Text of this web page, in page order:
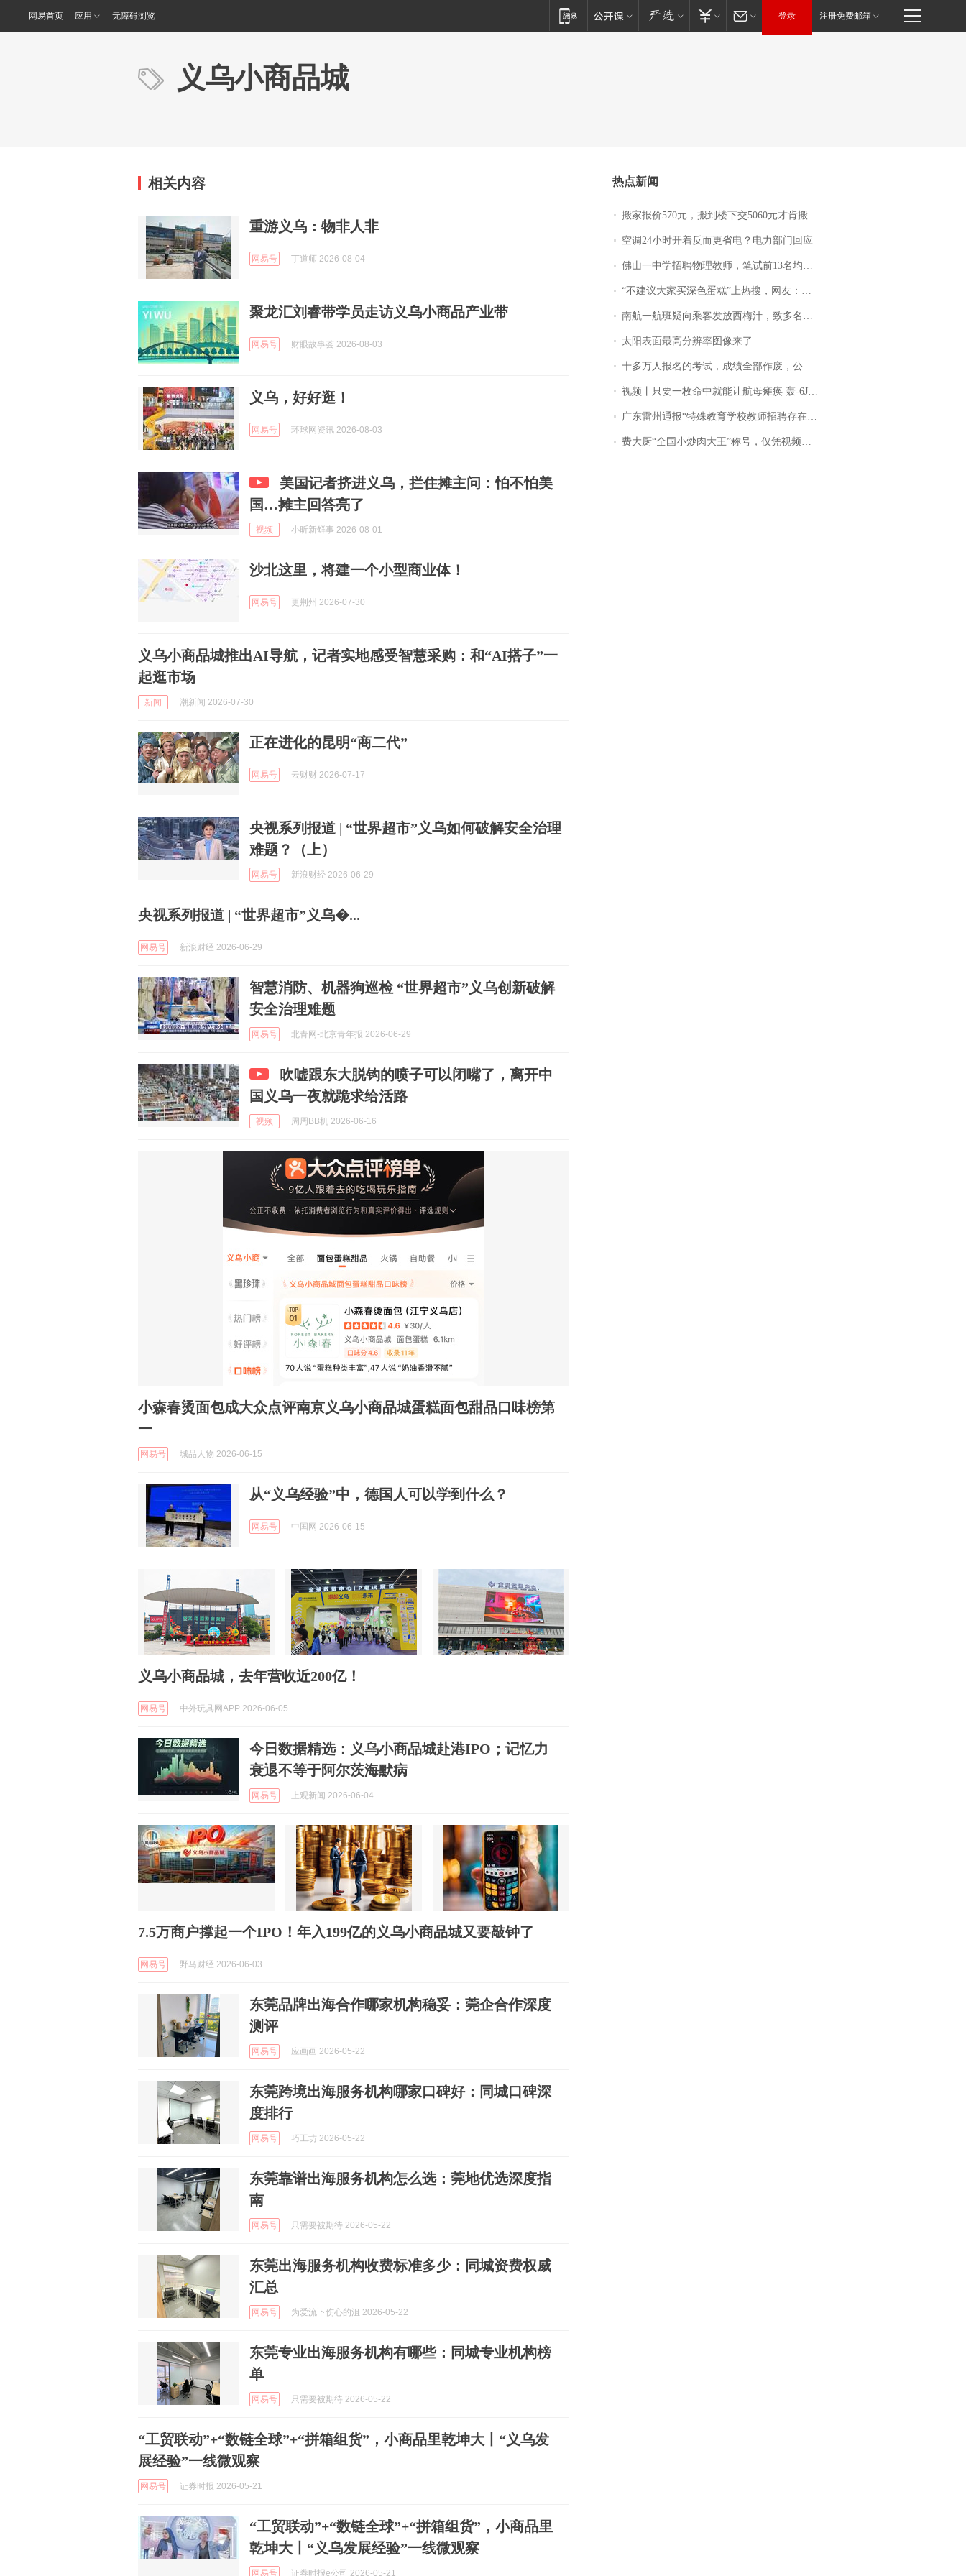
网易首页 应用 无障碍浏览 登录 注册免费邮箱
义乌小商品城
相关内容
重游义乌：物非人非
网易号 丁道师 2026-08-04
聚龙汇刘睿带学员走访义乌小商品产业带
网易号 财眼故事荟 2026-08-03
义乌，好好逛！
网易号 环球网资讯 2026-08-03
美国记者挤进义乌，拦住摊主问：怕不怕美
国…摊主回答亮了
视频 小昕新鲜事 2026-08-01
沙北这里，将建一个小型商业体！
网易号 更荆州 2026-07-30
义乌小商品城推出AI导航，记者实地感受智慧采购：和“AI搭子”一
起逛市场
新闻 潮新闻 2026-07-30
正在进化的昆明“商二代”
网易号 云财财 2026-07-17
央视系列报道 | “世界超市”义乌如何破解安全治理
难题？（上）
网易号 新浪财经 2026-06-29
央视系列报道 | “世界超市”义乌�...
网易号 新浪财经 2026-06-29
智慧消防、机器狗巡检 “世界超市”义乌创新破解
安全治理难题
网易号 北青网-北京青年报 2026-06-29
吹嘘跟东大脱钩的喷子可以闭嘴了，离开中
国义乌一夜就跪求给活路
视频 周周BB机 2026-06-16
小森春烫面包成大众点评南京义乌小商品城蛋糕面包甜品口味榜第
一
网易号 城品人物 2026-06-15
从“义乌经验”中，德国人可以学到什么？
网易号 中国网 2026-06-15
义乌小商品城，去年营收近200亿！
网易号 中外玩具网APP 2026-06-05
今日数据精选：义乌小商品城赴港IPO；记忆力
衰退不等于阿尔茨海默病
网易号 上观新闻 2026-06-04
7.5万商户撑起一个IPO！年入199亿的义乌小商品城又要敲钟了
网易号 野马财经 2026-06-03
东莞品牌出海合作哪家机构稳妥：莞企合作深度
测评
网易号 应画画 2026-05-22
东莞跨境出海服务机构哪家口碑好：同城口碑深
度排行
网易号 巧工坊 2026-05-22
东莞靠谱出海服务机构怎么选：莞地优选深度指
南
网易号 只需要被期待 2026-05-22
东莞出海服务机构收费标准多少：同城资费权威
汇总
网易号 为爱流下伤心的沮 2026-05-22
东莞专业出海服务机构有哪些：同城专业机构榜
单
网易号 只需要被期待 2026-05-22
“工贸联动”+“数链全球”+“拼箱组货”，小商品里乾坤大丨“义乌发
展经验”一线微观察
网易号 证券时报 2026-05-21
“工贸联动”+“数链全球”+“拼箱组货”，小商品里
乾坤大丨“义乌发展经验”一线微观察
网易号 证券时报e公司 2026-05-21
热点新闻
搬家报价570元，搬到楼下交5060元才肯搬上楼！女子傻眼了……
空调24小时开着反而更省电？电力部门回应
佛山一中学招聘物理教师，笔试前13名均遭淘汰？教育局：已叫停招聘，成立调查组全面核查
“不建议大家买深色蛋糕”上热搜，网友：天塌了！
南航一航班疑向乘客发放西梅汁，致多名乘客在飞行途中排队上厕所！乘客：机上100多人只有2个厕所；客服回应：并非每架飞机都会发放西梅汁
太阳表面最高分辨率图像来了
十多万人报名的考试，成绩全部作废，公平么？
视频丨只要一枚命中就能让航母瘫痪 轰-6J实力有多强？
广东雷州通报“特殊教育学校教师招聘存在违规行为”：已启动问责程序 副校长被停职
费大厨“全国小炒肉大王”称号，仅凭视频评出？中国烹饪协会回应